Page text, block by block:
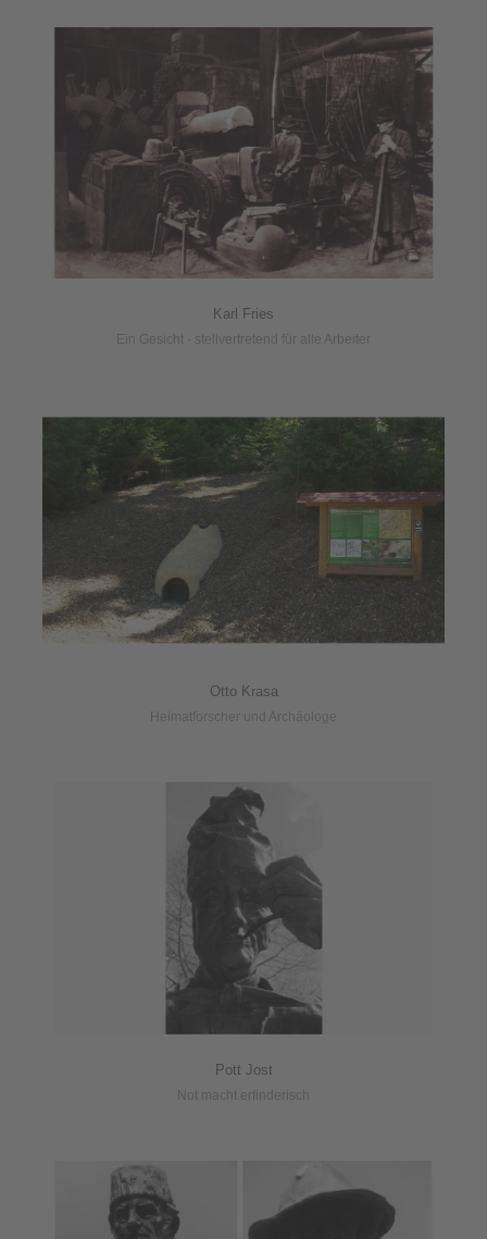
Karl Fries
Ein Gesicht - stellvertretend für alle Arbeiter
Otto Krasa
Heimatforscher und Archäologe
Pott Jost
Not macht erfinderisch